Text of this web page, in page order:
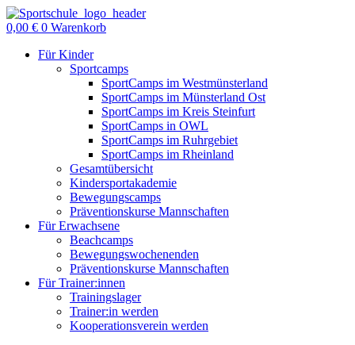
Zum
Inhalt
0,00 € 0 Warenkorb
Für Kinder
Sportcamps
SportCamps im Westmünsterland
SportCamps im Münsterland Ost
SportCamps im Kreis Steinfurt
SportCamps in OWL
SportCamps im Ruhrgebiet
SportCamps im Rheinland
Gesamtübersicht
Kindersportakademie
Bewegungscamps
Präventionskurse Mannschaften
Für Erwachsene
Beachcamps
Bewegungswochenenden
Präventionskurse Mannschaften
Für Trainer:innen
Trainingslager
Trainer:in werden
Kooperationsverein werden